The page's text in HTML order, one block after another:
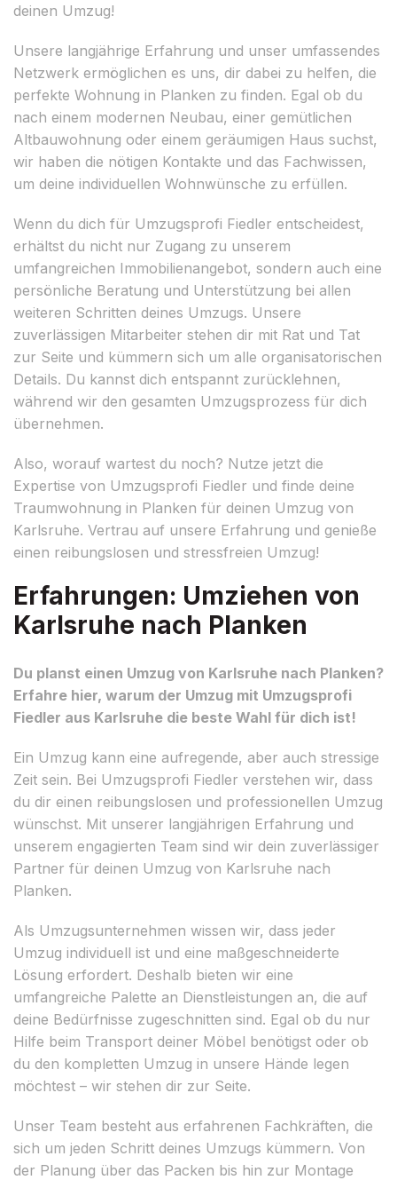
deinen Umzug!
Unsere langjährige Erfahrung und unser umfassendes
Netzwerk ermöglichen es uns, dir dabei zu helfen, die
perfekte Wohnung in Planken zu finden. Egal ob du
nach einem modernen Neubau, einer gemütlichen
Altbauwohnung oder einem geräumigen Haus suchst,
wir haben die nötigen Kontakte und das Fachwissen,
um deine individuellen Wohnwünsche zu erfüllen.
Wenn du dich für Umzugsprofi Fiedler entscheidest,
erhältst du nicht nur Zugang zu unserem
umfangreichen Immobilienangebot, sondern auch eine
persönliche Beratung und Unterstützung bei allen
weiteren Schritten deines Umzugs. Unsere
zuverlässigen Mitarbeiter stehen dir mit Rat und Tat
zur Seite und kümmern sich um alle organisatorischen
Details. Du kannst dich entspannt zurücklehnen,
während wir den gesamten Umzugsprozess für dich
übernehmen.
Also, worauf wartest du noch? Nutze jetzt die
Expertise von Umzugsprofi Fiedler und finde deine
Traumwohnung in Planken für deinen Umzug von
Karlsruhe. Vertrau auf unsere Erfahrung und genieße
einen reibungslosen und stressfreien Umzug!
Erfahrungen: Umziehen von
Karlsruhe nach Planken
Du planst einen Umzug von Karlsruhe nach Planken?
Erfahre hier, warum der Umzug mit Umzugsprofi
Fiedler aus Karlsruhe die beste Wahl für dich ist!
Ein Umzug kann eine aufregende, aber auch stressige
Zeit sein. Bei Umzugsprofi Fiedler verstehen wir, dass
du dir einen reibungslosen und professionellen Umzug
wünschst. Mit unserer langjährigen Erfahrung und
unserem engagierten Team sind wir dein zuverlässiger
Partner für deinen Umzug von Karlsruhe nach
Planken.
Als Umzugsunternehmen wissen wir, dass jeder
Umzug individuell ist und eine maßgeschneiderte
Lösung erfordert. Deshalb bieten wir eine
umfangreiche Palette an Dienstleistungen an, die auf
deine Bedürfnisse zugeschnitten sind. Egal ob du nur
Hilfe beim Transport deiner Möbel benötigst oder ob
du den kompletten Umzug in unsere Hände legen
möchtest – wir stehen dir zur Seite.
Unser Team besteht aus erfahrenen Fachkräften, die
sich um jeden Schritt deines Umzugs kümmern. Von
der Planung über das Packen bis hin zur Montage